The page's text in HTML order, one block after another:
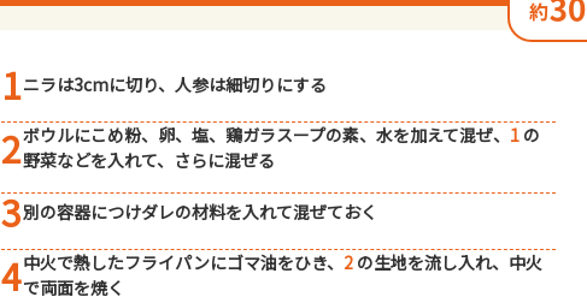
1ニラは3cmに切り、人参は細切りにする
2ボウルにこめ粉、卵、塩、鶏ガラスープの素、水を加えて混ぜ、 1の
野菜などを入れて、さらに混ぜる
3別の容器につけダレの材料を入れて混ぜておく
4中火で熱したフライパンにゴマ油をひき、 2の生地を流し入れ、中火
で両面を焼く